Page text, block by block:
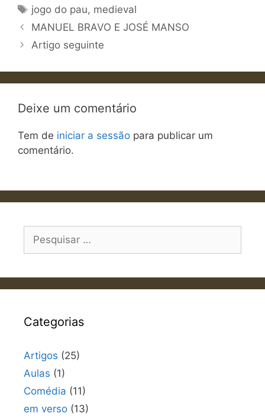
Etiquetas
jogo do pau, medieval
MANUEL BRAVO E JOSÉ MANSO
Artigo seguinte
Deixe um comentário
Tem de iniciar a sessão para publicar um
comentário.
Pesquisar
Categorias
Artigos (25)
Aulas (1)
Comédia (11)
em verso (13)